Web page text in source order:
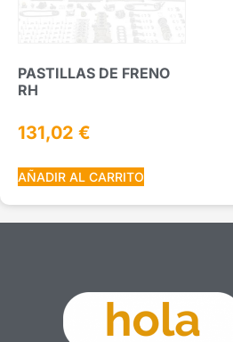
PASTILLAS DE FRENO
RH
131,02 €
AÑADIR AL CARRITO